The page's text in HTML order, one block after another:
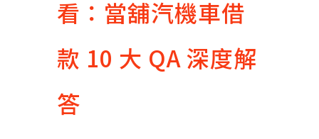
看：當舖汽機車借
款 10 大 QA 深度解
答